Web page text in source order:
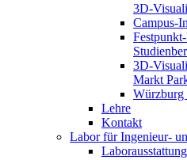
3D-
Campus-
3D-
Markt
Würzburg
Lehre
Kontakt
Labor für Ingenieur-
Laborausstattung